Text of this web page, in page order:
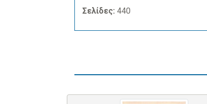
Σελίδες: 440